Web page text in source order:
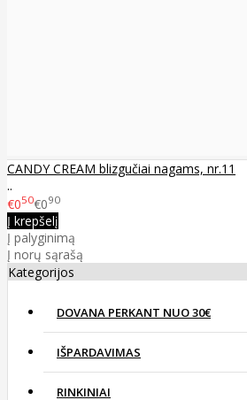
CANDY CREAM blizgučiai nagams, nr.11
..
€050€090
Į krepšelį
Į palyginimą
Į norų sąrašą
Kategorijos
DOVANA PERKANT NUO 30€
IŠPARDAVIMAS
RINKINIAI